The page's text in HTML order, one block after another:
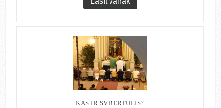
KAS IR SV.BĒRTULIS?